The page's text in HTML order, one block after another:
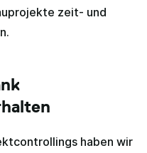
zeit- und
haben wir